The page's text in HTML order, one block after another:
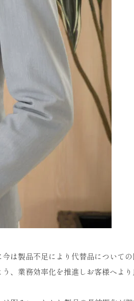
は製品不足により代替品について
、業務効率化を推進しお客様へよ